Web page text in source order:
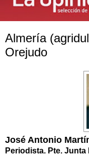
Almería
Orejudo
José Antonio
Periodista. Pte.